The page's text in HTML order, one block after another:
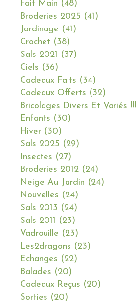
Fait Main (48)
Broderies 2025 (41)
Jardinage (41)
Crochet (38)
Sals 2021
(37)
Ciels (36)
Cadeaux Faits (34)
Cadeaux Offerts (32)
Bricolages Divers Et Variés !!!
Enfants (30)
Hiver (30)
Sals 2025 (29)
Insectes (27)
Broderies 2012 (24)
Neige Au Jardin (24)
Nouvelles (24)
Sals 2013 (24)
Sals 2011
(23)
Vadrouille (23)
Les2dragons (23)
Echanges (22)
Balades (20)
Cadeaux Reçus (20)
Sorties (20)